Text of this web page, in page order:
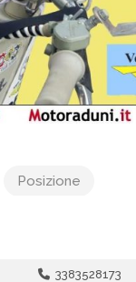
Posizione
3383528173